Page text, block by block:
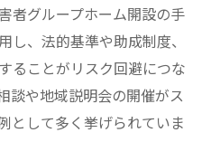
者グループホーム開設の手
し、法的基準や助成制度、
ることがリスク回避につな
談や地域説明会の開催がス
として多く挙げられていま